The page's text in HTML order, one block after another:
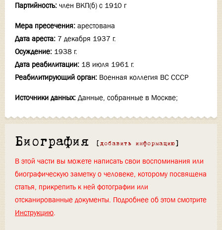
Партийность: член ВКП(б) с 1910 г
Мера пресечения: арестована
Дата ареста: 7 декабря 1937 г.
Осуждение: 1938 г.
Дата реабилитации: 18 июля 1961 г.
Реабилитирующий орган: Военная коллегия ВС СССР
Источники данных: Данные, собранные в Москве;
Биография [ добавить информацию ]
В этой части вы можете написать свои воспоминания или
биографическую заметку о человеке, которому посвящена
статья, прикрепить к ней фотографии или
отсканированные документы. Подробнее об этом смотрите
Инструкцию.